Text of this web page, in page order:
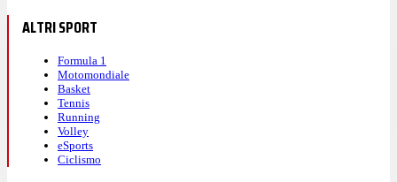
ALTRI SPORT
Formula 1
Motomondiale
Basket
Tennis
Running
Volley
eSports
Ciclismo